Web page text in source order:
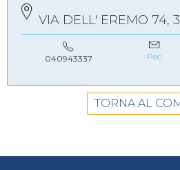
VIA DELL' EREMO 74,
040943337 Pec
TORNA AL